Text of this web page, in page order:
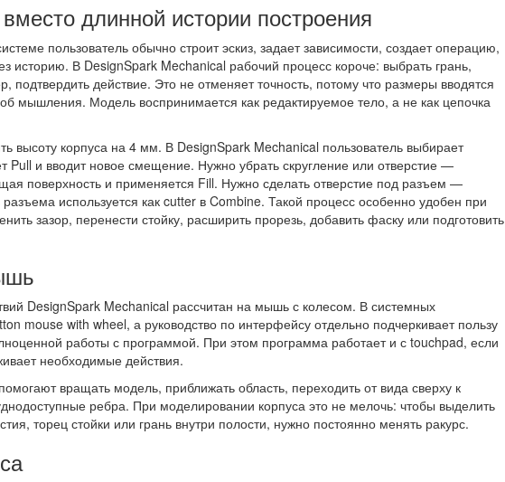
длинной истории построения
пользователь обычно строит эскиз, задает зависимости, создает операцию,
историю. В DesignSpark Mechanical рабочий процесс короче: выбрать грань,
подтвердить действие. Это не отменяет точность, потому что размеры вводятся
мышления. Модель воспринимается как редактируемое тело, а не как цепочка
высоту корпуса на 4 мм. В DesignSpark Mechanical пользователь выбирает
Pull и вводит новое смещение. Нужно убрать скругление или отверстие —
поверхность и применяется Fill. Нужно сделать отверстие под разъем —
используется как cutter в Combine. Такой процесс особенно удобен при
зазор, перенести стойку, расширить прорезь, добавить фаску или подготовить
DesignSpark Mechanical рассчитан на мышь с колесом. В системных
mouse with wheel, а руководство по интерфейсу отдельно подчеркивает пользу
работы с программой. При этом программа работает и с touchpad, если
необходимые действия.
вращать модель, приближать область, переходить от вида сверху к
ребра. При моделировании корпуса это не мелочь: чтобы выделить
торец стойки или грань внутри полости, нужно постоянно менять ракурс.